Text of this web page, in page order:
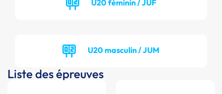
U20 féminin / JUF
U20 masculin / JUM
Liste des épreuves